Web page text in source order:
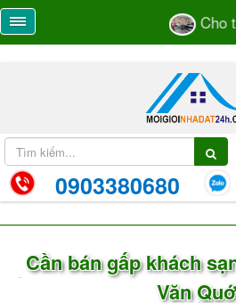
Cho
0903380680
Cần bán gấp khách
Văn